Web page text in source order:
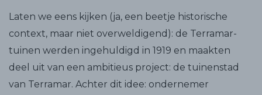
Laten we eens kijken (ja, een beetje historische
context, maar niet overweldigend): de Terramar-
tuinen werden ingehuldigd in 1919 en maakten
deel uit van een ambitieus project: de tuinenstad
van Terramar. Achter dit idee: ondernemer